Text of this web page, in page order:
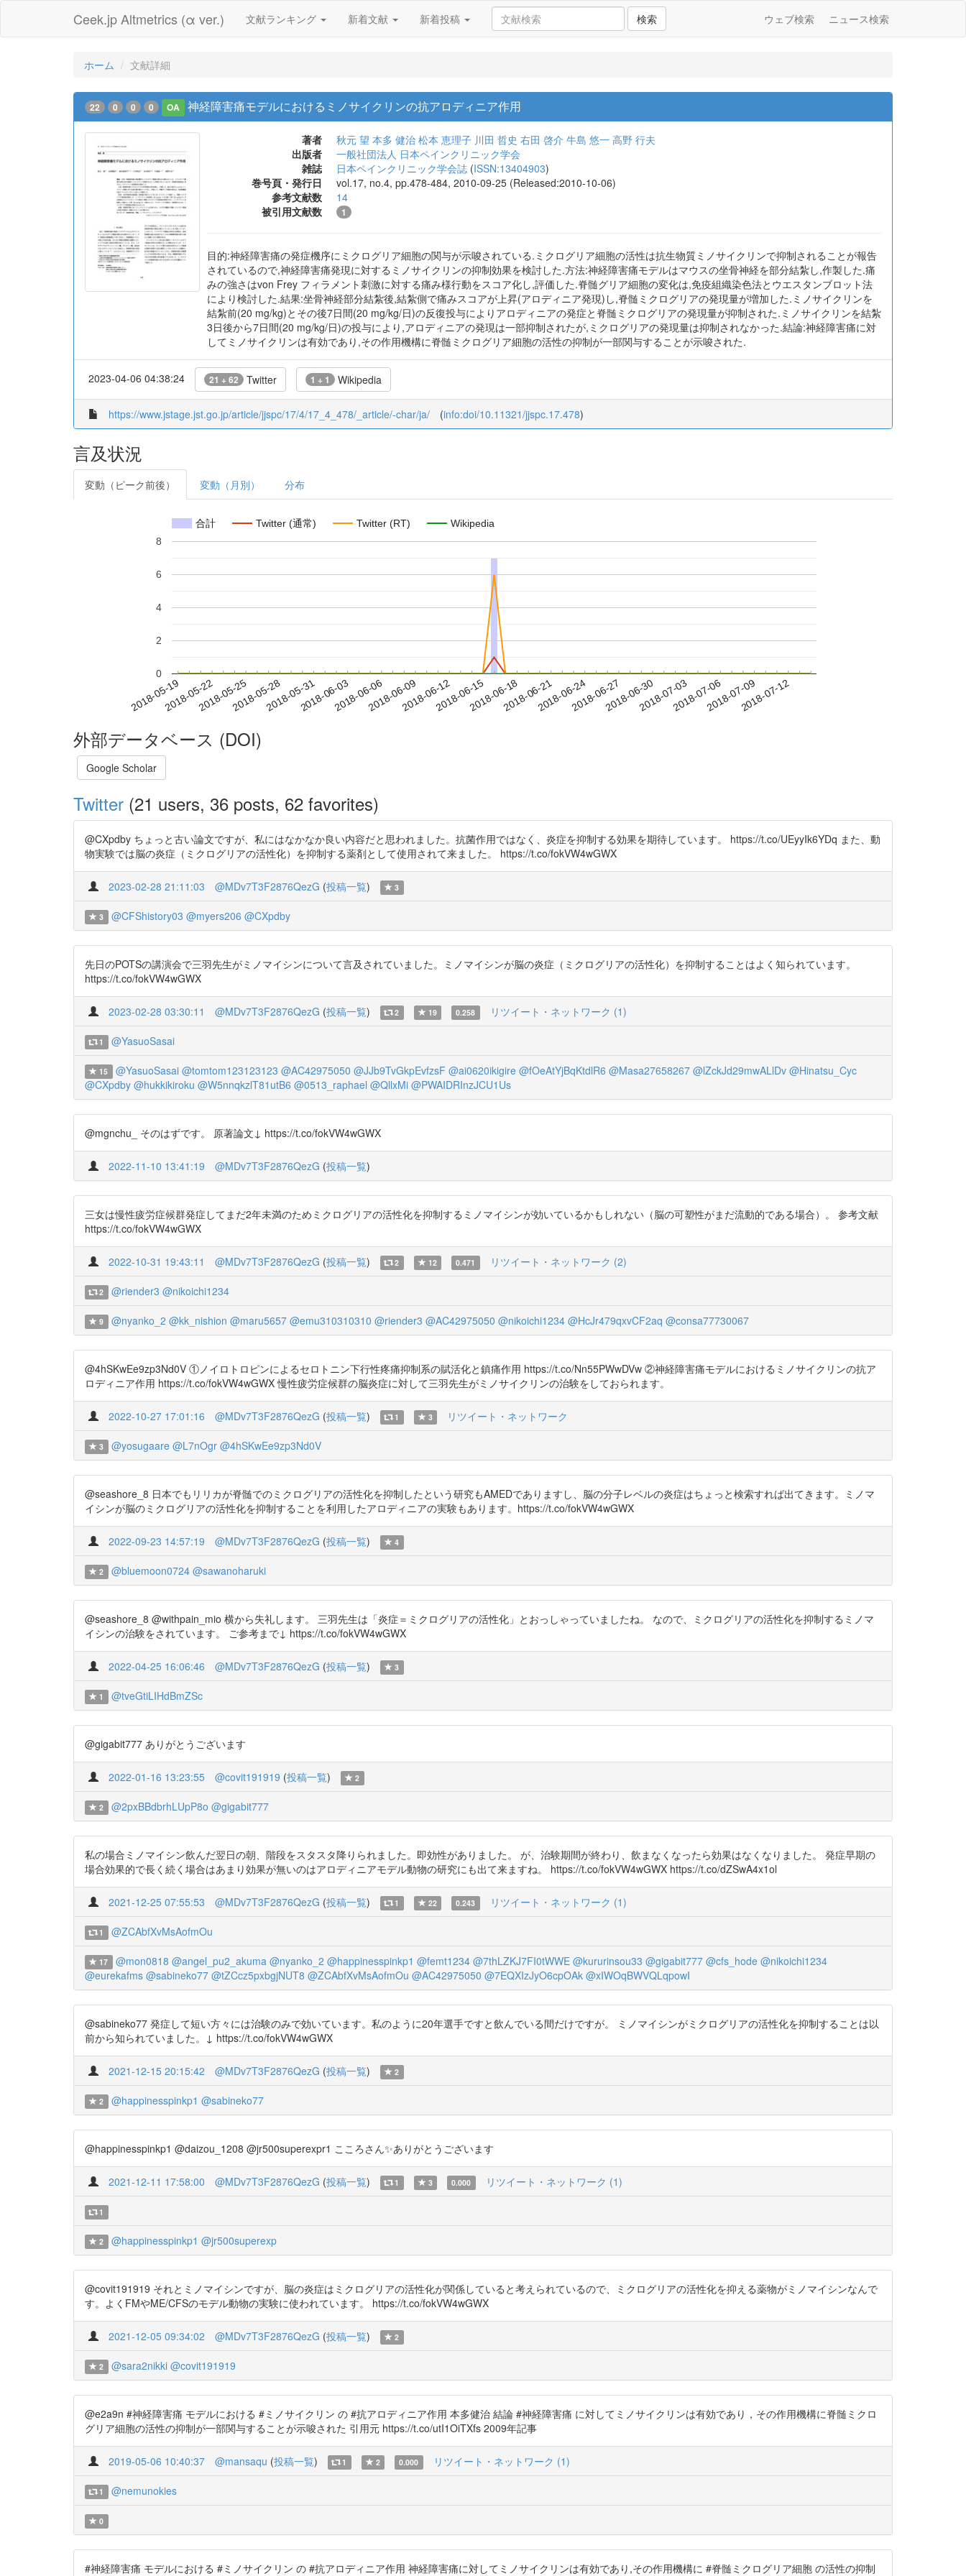
Ceek.jp Altmetrics (α ver.) 文献ランキング 新着文献 新着投稿 検索 ウェブ検索 ニュース検索
ホーム 文献詳細
22 0 0 0 OA 神経障害痛モデルにおけるミノサイクリンの抗アロディニア作用
著者 秋元 望 本多 健治 松本 恵理子 川田 哲史 右田 啓介 牛島 悠一 高野 行夫
出版者
一般社団法人 日本ペインクリニック学会
雑誌
日本ペインクリニック学会誌 (ISSN:13404903)
巻号頁・発行日
vol.17, no.4, pp.478-484, 2010-09-25 (Released:2010-10-06)
参考文献数
14
被引用文献数
1
目的:神経障害痛の発症機序にミクログリア細胞の関与が示唆されている.ミクログリア細胞の活性は抗生物質ミノサイクリンで抑制されることが報告
されているので,神経障害痛発現に対するミノサイクリンの抑制効果を検討した.方法:神経障害痛モデルはマウスの坐骨神経を部分結紮し,作製した.痛
みの強さはvon Frey フィラメント刺激に対する痛み様行動をスコア化し,評価した.脊髄グリア細胞の変化は,免疫組織染色法とウエスタンブロット法
により検討した.結果:坐骨神経部分結紮後,結紮側で痛みスコアが上昇(アロディニア発現)し,脊髄ミクログリアの発現量が増加した.ミノサイクリンを
結紮前(20 mg/kg)とその後7日間(20 mg/kg/日)の反復投与によりアロディニアの発症と脊髄ミクログリアの発現量が抑制された.ミノサイクリンを結紮
3日後から7日間(20 mg/kg/日)の投与により,アロディニアの発現は一部抑制されたが,ミクログリアの発現量は抑制されなかった.結論:神経障害痛に対
してミノサイクリンは有効であり,その作用機構に脊髄ミクログリア細胞の活性の抑制が一部関与することが示唆された.
2023-04-06 04:38:24 21 + 62 Twitter 1 + 1 Wikipedia
https://www.jstage.jst.go.jp/article/jjspc/17/4/17_4_478/_article/-char/ja/ (info:doi/10.11321/jjspc.17.478)
言及状況
変動（ピーク前後） 変動（月別） 分布
合計 Twitter (通常) Twitter (RT) Wikipedia
2018-05-192018-05-222018-05-252018-05-282018-05-312018-06-032018-06-062018-06-092018-06-122018-06-152018-06-182018-06-212018-06-242018-06-272018-06-302018-07-032018-07-062018-07-092018-07-12
0
2
4
6
8
外部データベース (DOI)
Google Scholar
Twitter (21 users, 36 posts, 62 favorites)
@CXpdby ちょっと古い論文ですが、私にはなかなか良い内容だと思われました。抗菌作用ではなく、炎症を抑制する効果を期待しています。 https://t.co/UEyyIk6YDq また、動
物実験では脳の炎症（ミクログリアの活性化）を抑制する薬剤として使用されて来ました。 https://t.co/fokVW4wGWX
2023-02-28 21:11:03 @MDv7T3F2876QezG (投稿一覧) 3
3 @CFShistory03 @myers206 @CXpdby
先日のPOTSの講演会で三羽先生がミノマイシンについて言及されていました。ミノマイシンが脳の炎症（ミクログリアの活性化）を抑制することはよく知られています。
https://t.co/fokVW4wGWX
2023-02-28 03:30:11 @MDv7T3F2876QezG (投稿一覧) 2 19 0.258 リツイート・ネットワーク (1)
1 @YasuoSasai
15 @YasuoSasai @tomtom123123123 @AC42975050 @JJb9TvGkpEvfzsF @ai0620ikigire @fOeAtYjBqKtdlR6 @Masa27658267 @lZckJd29mwALlDv @Hinatsu_Cyc
@CXpdby @hukkikiroku @W5nnqkzlT81utB6 @0513_raphael @QllxMi @PWAIDRInzJCU1Us
@mgnchu_ そのはずです。 原著論文↓ https://t.co/fokVW4wGWX
2022-11-10 13:41:19 @MDv7T3F2876QezG (投稿一覧)
三女は慢性疲労症候群発症してまだ2年未満のためミクログリアの活性化を抑制するミノマイシンが効いているかもしれない（脳の可塑性がまだ流動的である場合）。 参考文献
https://t.co/fokVW4wGWX
2022-10-31 19:43:11 @MDv7T3F2876QezG (投稿一覧) 2 12 0.471 リツイート・ネットワーク (2)
2 @riender3 @nikoichi1234
9 @nyanko_2 @kk_nishion @maru5657 @emu310310310 @riender3 @AC42975050 @nikoichi1234 @HcJr479qxvCF2aq @consa77730067
@4hSKwEe9zp3Nd0V ①ノイロトロピンによるセロトニン下行性疼痛抑制系の賦活化と鎮痛作用 https://t.co/Nn55PWwDVw ②神経障害痛モデルにおけるミノサイクリンの抗ア
ロディニア作用 https://t.co/fokVW4wGWX 慢性疲労症候群の脳炎症に対して三羽先生がミノサイクリンの治験をしておられます。
2022-10-27 17:01:16 @MDv7T3F2876QezG (投稿一覧) 1 3 リツイート・ネットワーク
3 @yosugaare @L7nOgr @4hSKwEe9zp3Nd0V
@seashore_8 日本でもリリカが脊髄でのミクログリアの活性化を抑制したという研究もAMEDでありますし、脳の分子レベルの炎症はちょっと検索すれば出てきます。ミノマ
イシンが脳のミクログリアの活性化を抑制することを利用したアロディニアの実験もあります。https://t.co/fokVW4wGWX
2022-09-23 14:57:19 @MDv7T3F2876QezG (投稿一覧) 4
2 @bluemoon0724 @sawanoharuki
@seashore_8 @withpain_mio 横から失礼します。 三羽先生は「炎症＝ミクログリアの活性化」とおっしゃっていましたね。 なので、ミクログリアの活性化を抑制するミノマ
イシンの治験をされています。 ご参考まで↓ https://t.co/fokVW4wGWX
2022-04-25 16:06:46 @MDv7T3F2876QezG (投稿一覧) 3
1 @tveGtiLIHdBmZSc
@gigabit777 ありがとうございます
2022-01-16 13:23:55 @covit191919 (投稿一覧) 2
2 @2pxBBdbrhLUpP8o @gigabit777
私の場合ミノマイシン飲んだ翌日の朝、階段をスタスタ降りられました。即効性がありました。 が、治験期間が終わり、飲まなくなったら効果はなくなりました。 発症早期の
場合効果的で長く続く場合はあまり効果が無いのはアロディニアモデル動物の研究にも出て来ますね。 https://t.co/fokVW4wGWX https://t.co/dZSwA4x1ol
2021-12-25 07:55:53 @MDv7T3F2876QezG (投稿一覧) 1 22 0.243 リツイート・ネットワーク (1)
1 @ZCAbfXvMsAofmOu
17 @mon0818 @angel_pu2_akuma @nyanko_2 @happinesspinkp1 @femt1234 @7thLZKJ7FI0tWWE @kururinsou33 @gigabit777 @cfs_hode @nikoichi1234
@eurekafms @sabineko77 @tZCcz5pxbgjNUT8 @ZCAbfXvMsAofmOu @AC42975050 @7EQXIzJyO6cpOAk @xIWOqBWVQLqpowI
@sabineko77 発症して短い方々には治験のみで効いています。私のように20年選手ですと飲んでいる間だけですが。 ミノマイシンがミクログリアの活性化を抑制することは以
前から知られていました。↓ https://t.co/fokVW4wGWX
2021-12-15 20:15:42 @MDv7T3F2876QezG (投稿一覧) 2
2 @happinesspinkp1 @sabineko77
@happinesspinkp1 @daizou_1208 @jr500superexpr1 こころさん✨ありがとうございます
2021-12-11 17:58:00 @MDv7T3F2876QezG (投稿一覧) 1 3 0.000 リツイート・ネットワーク (1)
1
2 @happinesspinkp1 @jr500superexp
@covit191919 それとミノマイシンですが、脳の炎症はミクログリアの活性化が関係していると考えられているので、ミクログリアの活性化を抑える薬物がミノマイシンなんで
す。よくFMやME/CFSのモデル動物の実験に使われています。 https://t.co/fokVW4wGWX
2021-12-05 09:34:02 @MDv7T3F2876QezG (投稿一覧) 2
2 @sara2nikki @covit191919
@e2a9n #神経障害痛 モデルにおける #ミノサイクリン の #抗アロディニア作用 本多健治 結論 #神経障害痛 に対してミノサイクリンは有効であり，その作用機構に脊髄ミクロ
グリア細胞の活性の抑制が一部関与することが示唆された 引用元 https://t.co/utI1OiTXfs 2009年記事
2019-05-06 10:40:37 @mansaqu (投稿一覧) 1 2 0.000 リツイート・ネットワーク (1)
1 @nemunokies
0
#神経障害痛 モデルにおける #ミノサイクリン の #抗アロディニア作用 神経障害痛に対してミノサイクリンは有効であり,その作用機構に #脊髄ミクログリア細胞 の活性の抑制